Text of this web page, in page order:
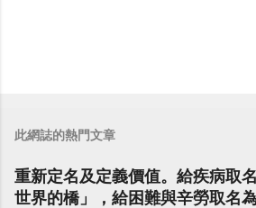
此網誌的熱門文章
重新定名及定義價值。給疾病取
世界的橋」，給困難與辛勞取名